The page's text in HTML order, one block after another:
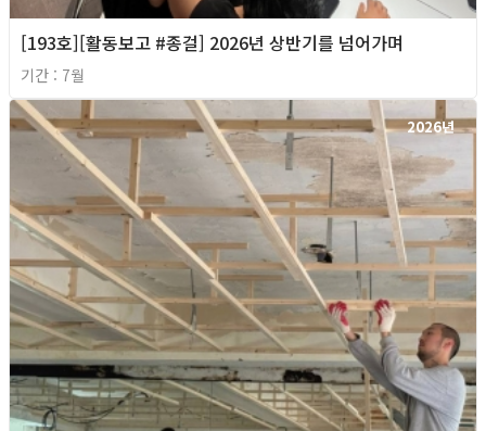
[193호][활동보고 #종걸] 2026년 상반기를 넘어가며
기간 : 7월
2026년